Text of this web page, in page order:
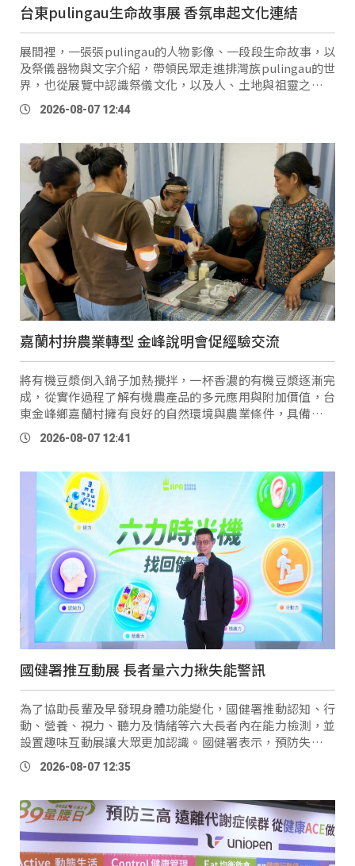
台東pulingau生命故事展 香氛串起文化連結
展間裡，一張張pulingau的人物影像、一段段生命故事，以
及祭儀器物與文字介紹，帶領民眾走進排灣族pulingau的世
界，也從展覽中認識祭儀文化，以及人、土地與祖靈之間深
刻的連結。台東博覽會民參計畫「nu neka anga, nekanga
沒有，就沒有了」，代表的是一種文化保存的急 …
2026-08-07 12:44
嘉蘭村拚農業轉型 金峰說明會促經驗交流
將有機豆漿倒入鍋子加熱攪拌，一杯香濃的有機豆漿逐漸完
成，從實作過程了解有機農產品的多元應用與附加價值，台
東金峰鄉嘉蘭村擁有良好的自然環境與農業條件，具備發展
有機農業的潛力，金峰鄉公所特別委託辦理《有機促進區農
民輔 …2026-08-07 12:41
國健署推互動展 長者量六力揪失能警訊
為了協助長輩及早發現身體功能變化，國健署推動認知、行
動、營養、視力、聽力及情緒等六大長者內在能力檢測，並
設置趣味互動展讓大眾更加認識。國健署表示，預防失能很
重要，但更重要的是後端社區資源的銜接與支持。 國健署長
沈靜芬：「我們的 …
2026-08-07 12:35